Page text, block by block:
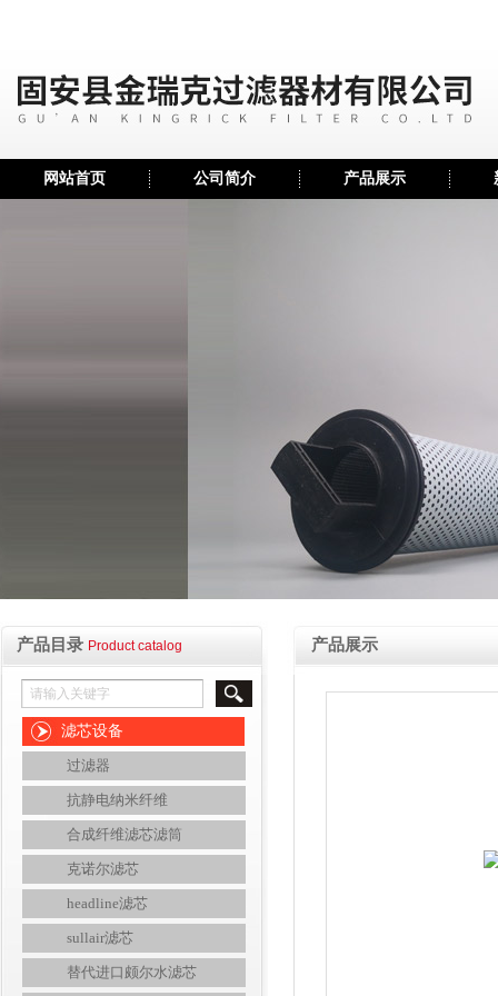
网站首页 公司简介 产品展示
产品目录 Product catalog
滤芯设备
过滤器
抗静电纳米纤维
合成纤维滤芯滤筒
克诺尔滤芯
headline滤芯
sullair滤芯
替代进口颇尔水滤芯
产品展示